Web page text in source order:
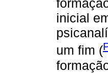
inicial
um fim (